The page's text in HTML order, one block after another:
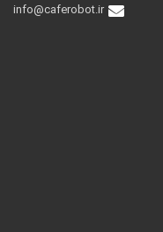
info@caferobot.ir